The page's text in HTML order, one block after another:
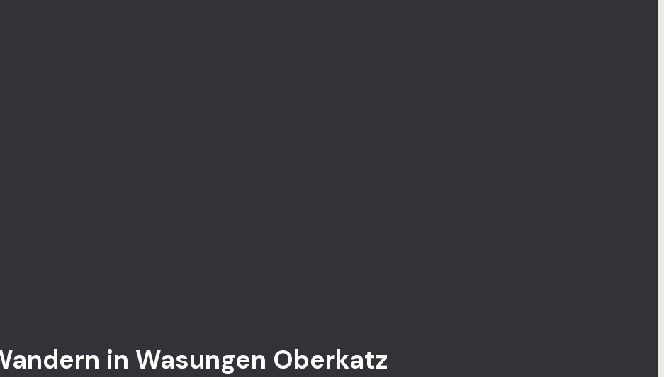
in Wasungen Oberkatz